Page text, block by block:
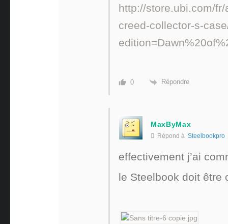
http://store.ubi.com/
creed-collector-s-
0 Répondre
MaxByMax
Répond à Steelbookpro
effectivement j’ai
le Steelbook doit être